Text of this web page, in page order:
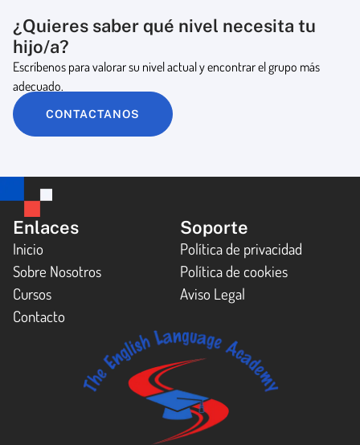
¿Quieres saber qué nivel necesita tu
hijo/a?
Escríbenos para valorar su nivel actual y encontrar el grupo más
adecuado.
CONTACTANOS
Enlaces
Inicio
Sobre Nosotros
Cursos
Contacto
Soporte
Política de privacidad
Política de cookies
Aviso Legal